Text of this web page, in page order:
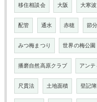
移住相談会 大阪 大寒波
配管 通水 赤穂 節分
みつ梅まつり 世界の梅公園
播磨自然高原クラブ アンテ
尺貫法 土地面積 登記